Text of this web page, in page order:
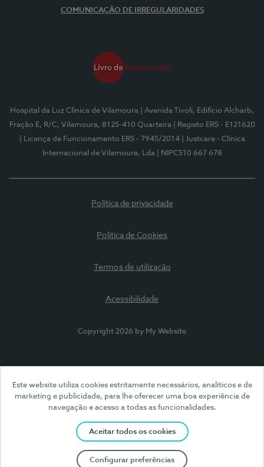
Este website utiliza cookies estritamente necessários, analíticos e de
marketing e publicidade, para lhe oferecer uma boa experiência de
navegação e acesso a todas as funcionalidades.
Aceitar todos os cookies
Configurar preferências
COMUNICAÇÃO DE IRREGULARIDADES
Hospital da Luz Clínica de Vilamoura
| Avenida Tivoli, Edifício Alcharb,
Fração E, R/C, Vilamoura, 8125-410 Quarteira
| Registo ERS - E121620
| Licença de Funcionamento ERS - 7945/2014
| Justcare - Clínica
Internacional de Vilamoura, Lda
| NIPC510 667 678
Política de privacidade
Política de Cookies
Termos de utilização
Acessibilidade
Copyright 2026 by My Website